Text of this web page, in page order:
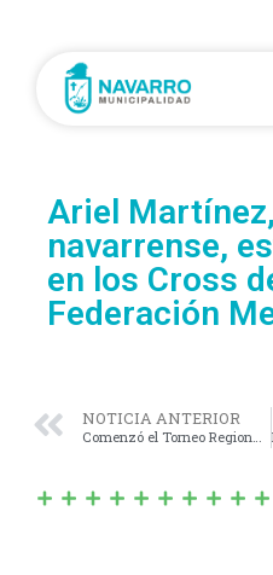
Ariel
navarrense,
en los Cross
Federación
NOTICIA ANTERIOR
Comenzó el Torneo Regional de Tejo.